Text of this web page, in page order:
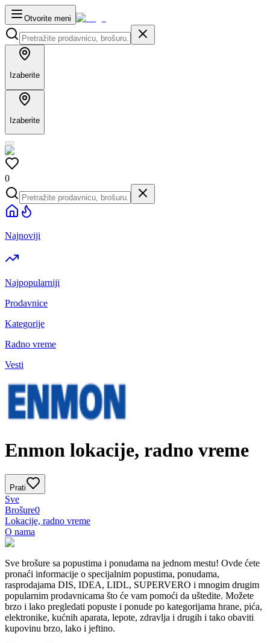
Otvorite meni
Izaberite
Izaberite
0
Najnoviji
Najpopularniji
Prodavnice
Kategorije
Radno vreme
Vesti
Enmon lokacije, radno vreme
Prati
Sve
Brošure0
Lokacije, radno vreme
O nama
Sve brošure sa popustima i ponudama na jednom mestu! Ovde ćete
pronaći informacije o specijalnim popustima, ponudama,
rasprodajama DIS, IDEA, LIDL, SUPERVERO i mnogim drugim
popularnim prodavnicama što će vam pomoći da uštedite. Možete
brzo i lako pregledati popuste i ponude po kategorijama hrane, pića,
elektronike, kućnih aparata, lepote, zdravlja i drugih i tako obaviti
kupovinu brzo, lako i jeftino.